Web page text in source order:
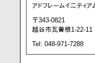
アドフレームイ二ティア
〒343-0821
越谷市瓦曽根1-22-11
Tel: 048-971-7288